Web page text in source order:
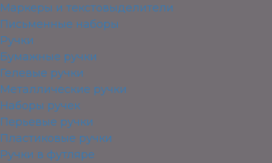
Маркеры и текстовыделители
Письменные наборы
Ручки
Бумажные ручки
Гелевые ручки
Металлические ручки
Наборы ручек
Перьевые ручки
Пластиковые ручки
Ручки в футляре